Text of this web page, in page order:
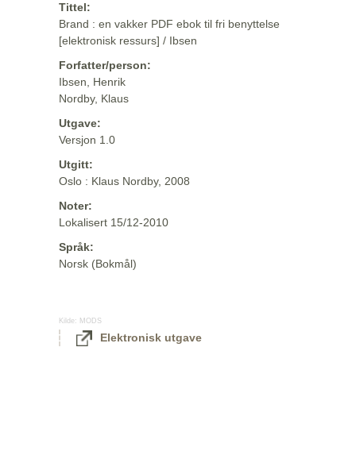
Tittel:
Brand : en vakker PDF ebok til fri benyttelse
[elektronisk ressurs] / Ibsen
Forfatter/person:
Ibsen, Henrik
Nordby, Klaus
Utgave:
Versjon 1.0
Utgitt:
Oslo : Klaus Nordby, 2008
Noter:
Lokalisert 15/12-2010
Språk:
Norsk (Bokmål)
Kilde: MODS
Elektronisk utgave